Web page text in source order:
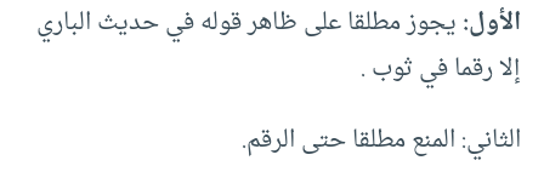
الأول:يجوز مطلقا على ظاهر قوله في حديث الباري
إلا رقما في ثوب .‏
الثاني: المنع مطلقا حتى الرقم.